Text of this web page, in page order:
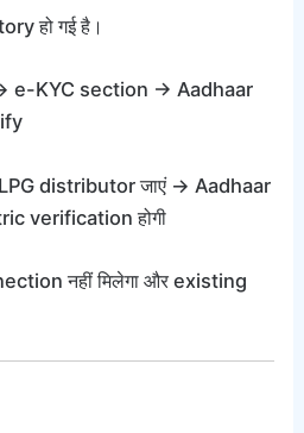
हो गई है।
e-KYC section → Aadhaar
LPG distributor जाएं → Aadhaar
verification होगी
नहीं मिलेगा और existing